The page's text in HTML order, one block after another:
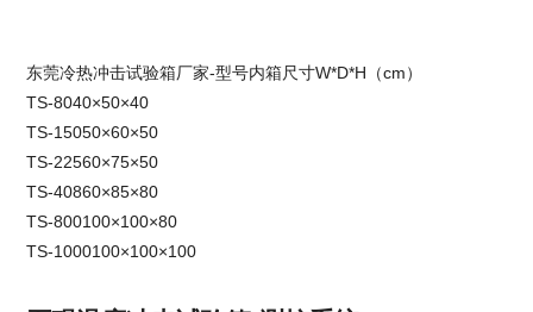
东莞冷热冲击试验箱厂家-型号内箱尺寸W*D*H（cm）
TS-8040×50×40
TS-15050×60×50
TS-22560×75×50
TS-40860×85×80
TS-800100×100×80
TS-1000100×100×100